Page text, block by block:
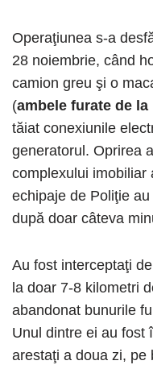
Operaţiunea s-a
28 noiembrie, când
camion greu şi o
(ambele furate de
tăiat conexiunile
generatorul. Oprirea
complexului imobiliar
echipaje de Poliţie
după doar câteva
Au fost interceptaţi
la doar 7-8 kilometri
abandonat bunurile
Unul dintre ei au fost
arestaţi a doua zi, pe